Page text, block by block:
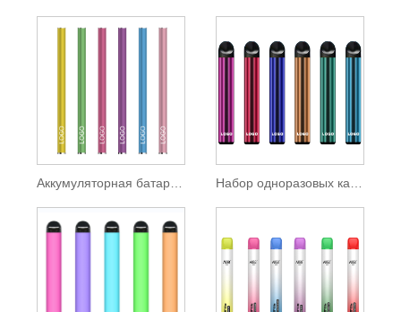
Аккумуляторная батарея TPD Slim Disposable Vape Pen 350 мАч